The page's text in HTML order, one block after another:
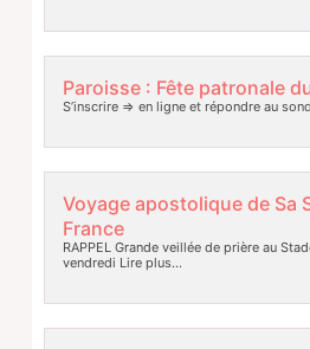
Paroisse : Fête patronale
S’inscrire => en ligne et répondre au
Voyage apostolique de Sa
France
RAPPEL Grande veillée de prière au
vendredi Lire plus…